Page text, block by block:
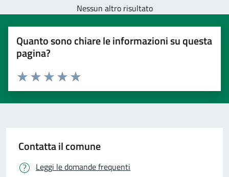
Nessun altro risultato
Quanto sono chiare le informazioni su questa
pagina?
Valuta 5 stelle su 5
Valuta 4 stelle su 5
Valuta 3 stelle su 5
Valuta 2 stelle su 5
Valuta 1 stelle su 5
Contatta il comune
Leggi le domande frequenti